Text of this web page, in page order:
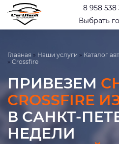
8 958 538
Выбрать
Главная » Наши услуги » Каталог
» Crossfire
ПРИВЕЗЕМ
CROSSFIRE
В САНКТ-
НЕДЕЛИ